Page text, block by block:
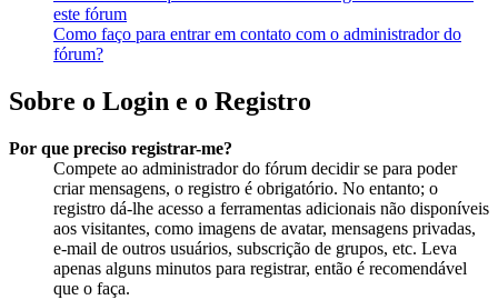
este fórum
Como faço para entrar em contato com o administrador do
fórum?
Sobre o Login e o Registro
Por que preciso registrar-me?
Compete ao administrador do fórum decidir se para poder
criar mensagens, o registro é obrigatório. No entanto; o
registro dá-lhe acesso a ferramentas adicionais não disponíveis
aos visitantes, como imagens de avatar, mensagens privadas,
e-mail de outros usuários, subscrição de grupos, etc. Leva
apenas alguns minutos para registrar, então é recomendável
que o faça.